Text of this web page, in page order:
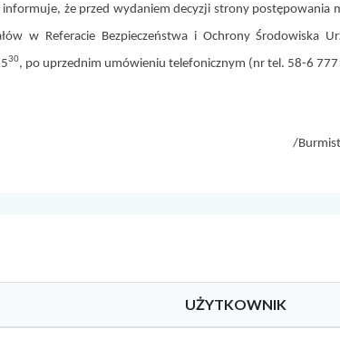
że przed wydaniem decyzji strony postępowania
w Referacie Bezpieczeństwa i Ochrony Środowiska
30, po uprzednim umówieniu telefonicznym (nr tel. 58-6
UŻYTKOWNIK